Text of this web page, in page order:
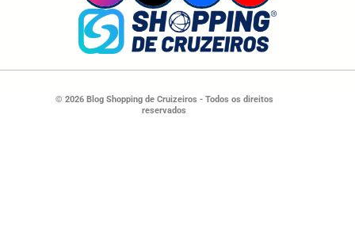
© 2026 Blog Shopping de Cruizeiros - Todos os direitos
reservados